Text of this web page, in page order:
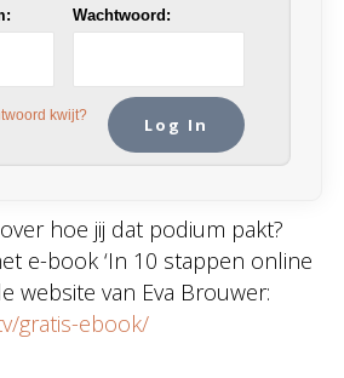
Wachtwoord:
kwijt?
hoe jij dat podium pakt?
e-book ‘In 10 stappen online
website van Eva Brouwer:
gratis-ebook/